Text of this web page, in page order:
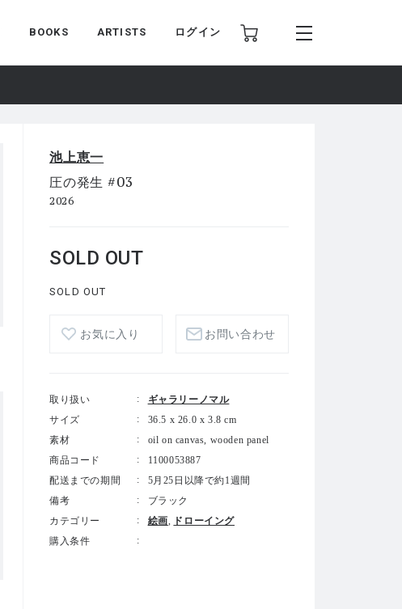
BOOKS ARTISTS ログイン
池上恵一
圧の発生 #03
2026
SOLD OUT
SOLD OUT
お気に入り お問い合わせ
取り扱い
ギャラリーノマル
サイズ
36.5 x 26.0 x 3.8 cm
素材
oil on canvas, wooden panel
商品コード
1100053887
配送までの期間
5月25日以降で約1週間
備考
ブラック
カテゴリー
絵画
ドローイング
購入条件